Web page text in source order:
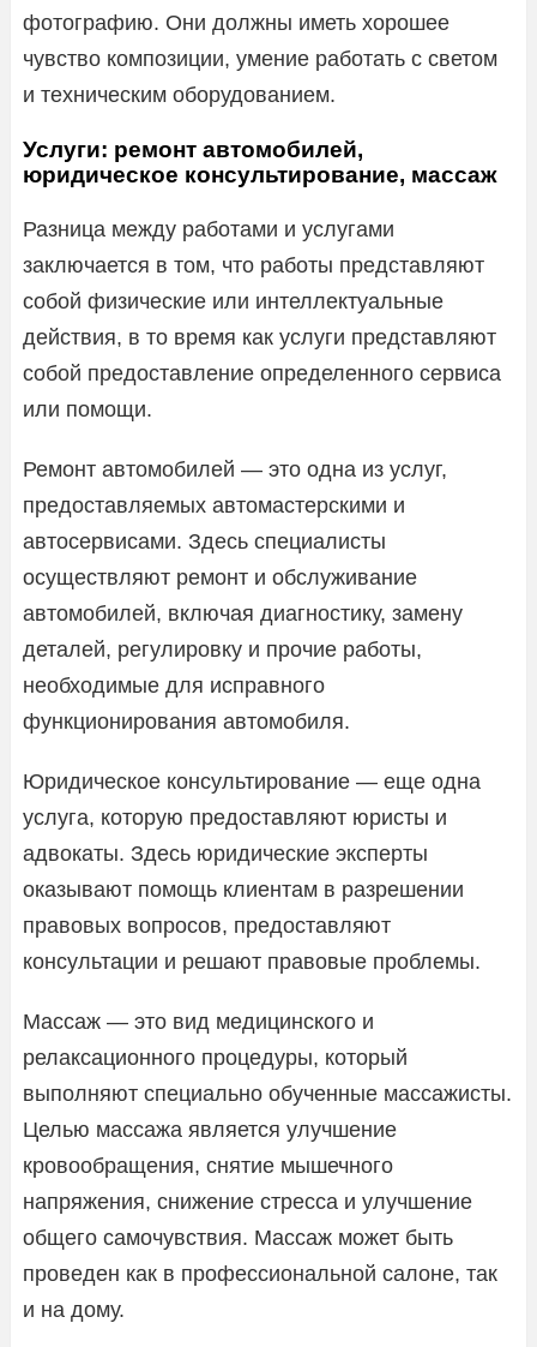
фотографию. Они должны иметь хорошее
чувство композиции, умение работать с светом
и техническим оборудованием.
Услуги: ремонт автомобилей,
юридическое консультирование, массаж
Разница между работами и услугами
заключается в том, что работы представляют
собой физические или интеллектуальные
действия, в то время как услуги представляют
собой предоставление определенного сервиса
или помощи.
Ремонт автомобилей — это одна из услуг,
предоставляемых автомастерскими и
автосервисами. Здесь специалисты
осуществляют ремонт и обслуживание
автомобилей, включая диагностику, замену
деталей, регулировку и прочие работы,
необходимые для исправного
функционирования автомобиля.
Юридическое консультирование — еще одна
услуга, которую предоставляют юристы и
адвокаты. Здесь юридические эксперты
оказывают помощь клиентам в разрешении
правовых вопросов, предоставляют
консультации и решают правовые проблемы.
Массаж — это вид медицинского и
релаксационного процедуры, который
выполняют специально обученные массажисты.
Целью массажа является улучшение
кровообращения, снятие мышечного
напряжения, снижение стресса и улучшение
общего самочувствия. Массаж может быть
проведен как в профессиональной салоне, так
и на дому.